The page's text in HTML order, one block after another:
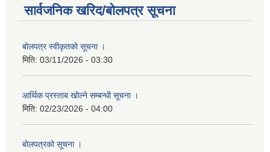
सार्वजनिक खरिद/बोलपत्र सूचना
बोलपत्र स्वीकृतको सूचना ।
मिति: 03/11/2026 - 03:30
आर्थिक प्रस्ताब खोल्ने सम्बन्धी सूचना ।
मिति: 02/23/2026 - 04:00
बोलपत्रको सूचना ।